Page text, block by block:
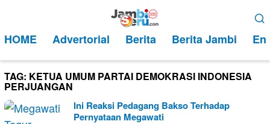
kontenMobile
HOME Advertorial Berita Berita Jambi
TAG: KETUA UMUM PARTAI DEMOKRASI INDONESIA
PERJUANGAN
Ini Reaksi Pedagang Bakso Terhadap
Pernyataan Megawati